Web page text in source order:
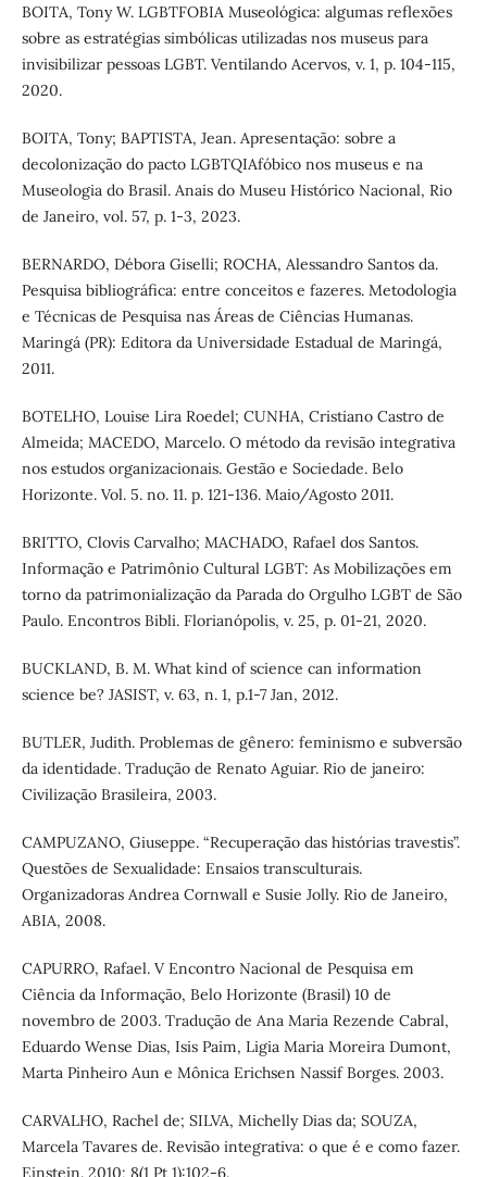
BOITA, Tony W. LGBTFOBIA Museológica: algumas reflexões
sobre as estratégias simbólicas utilizadas nos museus para
invisibilizar pessoas LGBT. Ventilando Acervos, v. 1, p. 104-115,
2020.
BOITA, Tony; BAPTISTA, Jean. Apresentação: sobre a
decolonização do pacto LGBTQIAfóbico nos museus e na
Museologia do Brasil. Anais do Museu Histórico Nacional, Rio
de Janeiro, vol. 57, p. 1-3, 2023.
BERNARDO, Débora Giselli; ROCHA, Alessandro Santos da.
Pesquisa bibliográfica: entre conceitos e fazeres. Metodologia
e Técnicas de Pesquisa nas Áreas de Ciências Humanas.
Maringá (PR): Editora da Universidade Estadual de Maringá,
2011.
BOTELHO, Louise Lira Roedel; CUNHA, Cristiano Castro de
Almeida; MACEDO, Marcelo. O método da revisão integrativa
nos estudos organizacionais. Gestão e Sociedade. Belo
Horizonte. Vol. 5. no. 11. p. 121-136. Maio/Agosto 2011.
BRITTO, Clovis Carvalho; MACHADO, Rafael dos Santos.
Informação e Patrimônio Cultural LGBT: As Mobilizações em
torno da patrimonialização da Parada do Orgulho LGBT de São
Paulo. Encontros Bibli. Florianópolis, v. 25, p. 01-21, 2020.
BUCKLAND, B. M. What kind of science can information
science be? JASIST, v. 63, n. 1, p.1-7 Jan, 2012.
BUTLER, Judith. Problemas de gênero: feminismo e subversão
da identidade. Tradução de Renato Aguiar. Rio de janeiro:
Civilização Brasileira, 2003.
CAMPUZANO, Giuseppe. “Recuperação das histórias travestis”.
Questões de Sexualidade: Ensaios transculturais.
Organizadoras Andrea Cornwall e Susie Jolly. Rio de Janeiro,
ABIA, 2008.
CAPURRO, Rafael. V Encontro Nacional de Pesquisa em
Ciência da Informação, Belo Horizonte (Brasil) 10 de
novembro de 2003. Tradução de Ana Maria Rezende Cabral,
Eduardo Wense Dias, Isis Paim, Ligia Maria Moreira Dumont,
Marta Pinheiro Aun e Mônica Erichsen Nassif Borges. 2003.
CARVALHO, Rachel de; SILVA, Michelly Dias da; SOUZA,
Marcela Tavares de. Revisão integrativa: o que é e como fazer.
Einstein. 2010; 8(1 Pt 1):102-6.